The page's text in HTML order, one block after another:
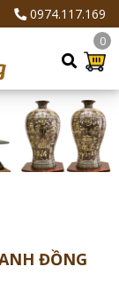
0974.117.169
0
ĐỒNG